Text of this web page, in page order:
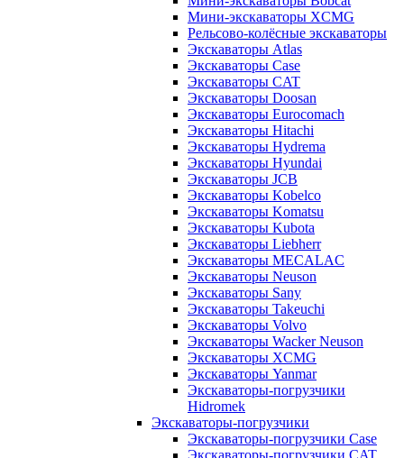
Мини-экскаваторы XCMG
Рельсово-колёсные экскаваторы
Экскаваторы Atlas
Экскаваторы Case
Экскаваторы CAT
Экскаваторы Doosan
Экскаваторы Eurocomach
Экскаваторы Hitachi
Экскаваторы Hydrema
Экскаваторы Hyundai
Экскаваторы JCB
Экскаваторы Kobelco
Экскаваторы Komatsu
Экскаваторы Kubota
Экскаваторы Liebherr
Экскаваторы MECALAC
Экскаваторы Neuson
Экскаваторы Sany
Экскаваторы Takeuchi
Экскаваторы Volvo
Экскаваторы Wacker Neuson
Экскаваторы XCMG
Экскаваторы Yanmar
Экскаваторы-погрузчики
Hidromek
Экскаваторы-погрузчики
Экскаваторы-погрузчики Case
Экскаваторы-погрузчики CAT